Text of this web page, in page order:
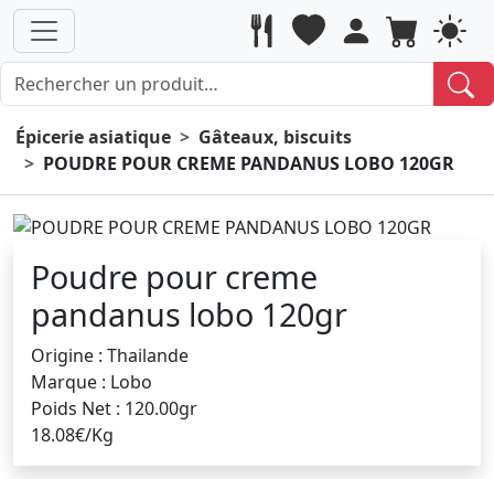
Épicerie asiatique
Gâteaux, biscuits
POUDRE POUR CREME PANDANUS LOBO 120GR
Poudre pour creme
pandanus lobo 120gr
Origine : Thailande
Marque : Lobo
Poids Net : 120.00gr
18.08€/Kg